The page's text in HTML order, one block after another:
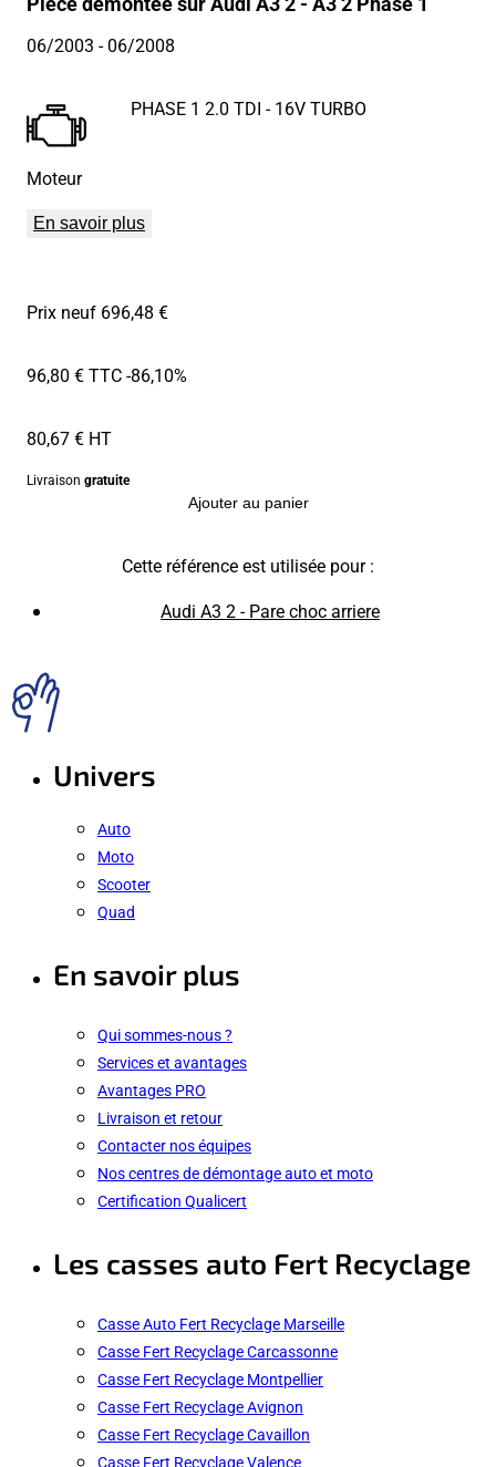
06/2003 - 06/2008
Moteur
PHASE 1 2.0 TDI - 16V TURBO
En savoir plus
Prix neuf 696,48 €
96,80 € TTC-86,10%
80,67 € HT
Livraison gratuite
Ajouter au panier
Cette référence est utilisée pour :
Audi A3 2 - Pare choc arriere
Univers
Auto
Moto
Scooter
Quad
En savoir plus
Qui sommes-nous ?
Services et avantages
Avantages PRO
Livraison et retour
Contacter nos équipes
Nos centres de démontage auto et moto
Certification Qualicert
Les casses auto Fert Recyclage
Casse Auto Fert Recyclage Marseille
Casse Fert Recyclage Carcassonne
Casse Fert Recyclage Montpellier
Casse Fert Recyclage Avignon
Casse Fert Recyclage Cavaillon
Casse Fert Recyclage Valence